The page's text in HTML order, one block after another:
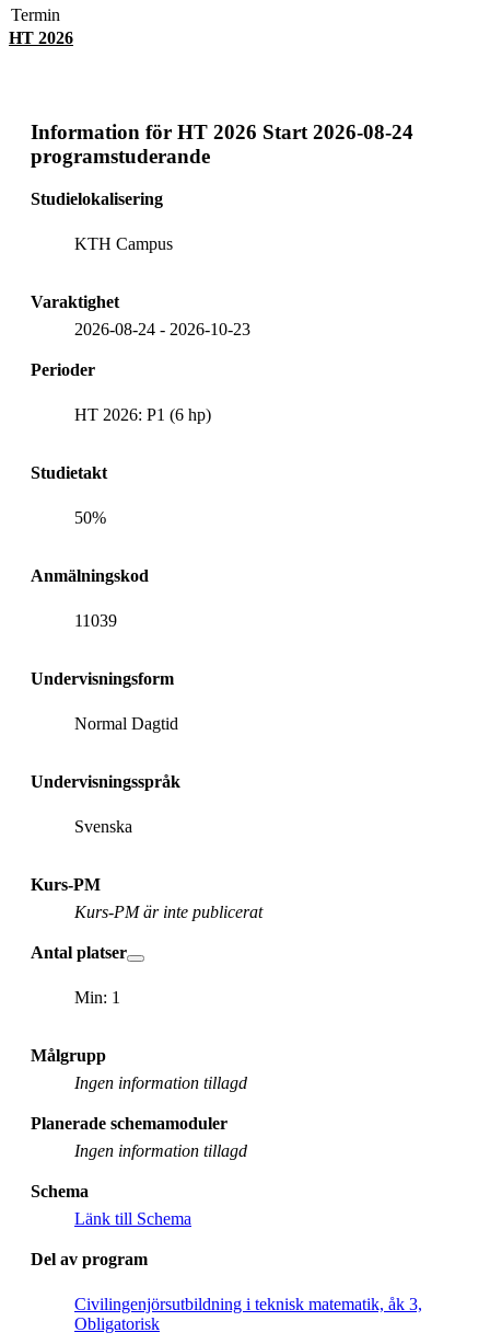
Termin
HT 2026
Information för HT 2026 Start 2026-08-24
programstuderande
Studielokalisering
KTH Campus
Varaktighet
2026-08-24 - 2026-10-23
Perioder
HT 2026: P1 (6 hp)
Studietakt
50%
Anmälningskod
11039
Undervisningsform
Normal Dagtid
Undervisningsspråk
Svenska
Kurs-PM
Kurs-PM är inte publicerat
Antal platser
Min: 1
Målgrupp
Ingen information tillagd
Planerade schemamoduler
Ingen information tillagd
Schema
Länk till Schema
Del av program
Civilingenjörsutbildning i teknisk matematik, åk 3,
Obligatorisk